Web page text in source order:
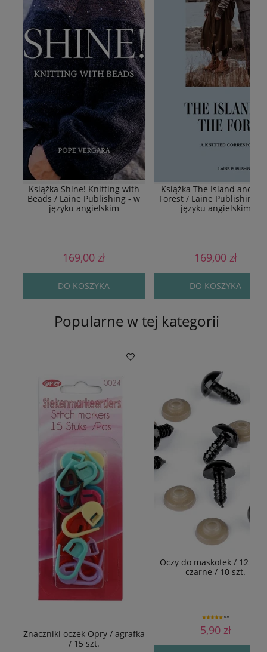
Książka Shine! Knitting with
Beads / Laine Publishing - w
języku angielskim
169,00 zł
DO KOSZYKA
Książka The Island and
Forest / Laine Publishing -
języku angielskim
169,00 zł
DO KOSZYKA
Popularne w tej kategorii
Znaczniki oczek Opry / agrafka
/ 15 szt.
Oczy do maskotek / 12
czarne / 10 szt.
5.0
5,90 zł